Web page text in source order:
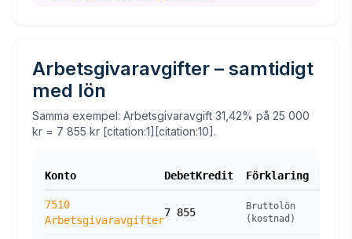
Arbetsgivaravgifter – samtidigt
med lön
Samma exempel: Arbetsgivaravgift 31,42% på 25 000
kr = 7 855 kr [citation:1][citation:10].
Konto DebetKredit Förklaring
7510
Arbetsgivaravgifter
7 855
Bruttolön
(kostnad)